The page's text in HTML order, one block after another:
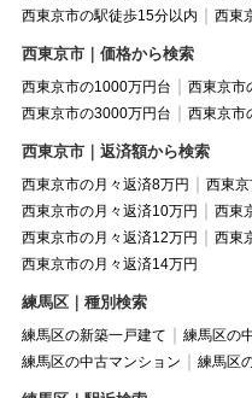
西東京市の駅徒歩15分以内
西東
西東京市｜価格から検索
西東京市の1000万円台
西東京市
西東京市の3000万円台
西東京市
西東京市｜返済額から検索
西東京市の月々返済8万円
西東
西東京市の月々返済10万円
西東
西東京市の月々返済12万円
西東
西東京市の月々返済14万円
練馬区｜種別検索
練馬区の新築一戸建て
練馬区の
練馬区の中古マンション
練馬区